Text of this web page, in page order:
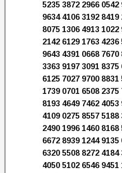
5235 3872 2966 0542
9634 4106 3192 8419
8075 1306 4913 1022
2142 6129 1763 4236
9643 4391 0668 7670
3363 9197 3091 8375
6125 7027 9700 8831
1739 0701 6508 2375
8193 4649 7462 4053
4109 0275 8557 5188
2490 1996 1460 8168
6672 8939 1244 9135
6320 5508 8272 4184
4050 5102 6546 9451